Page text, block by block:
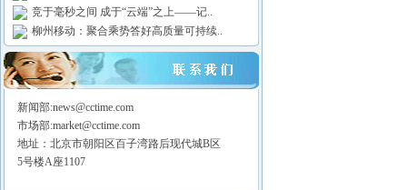
竞于毫秒之间 成于“云端”之上——记..
柳州移动：聚合乘势答好高质量可持续..
新闻部:news@cctime.com
市场部:market@cctime.com
地址：北京市朝阳区百子湾路后现代城B区
5号楼A座1107